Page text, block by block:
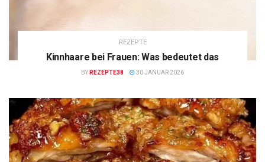
REZEPTE
Kinnhaare bei Frauen: Was bedeutet das
BY REZEPTE38 30 JANUAR 2026